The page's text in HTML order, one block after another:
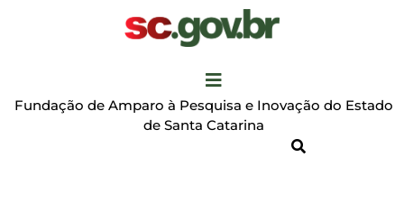
Fundação de Amparo à Pesquisa e Inovação do Estado
de Santa Catarina